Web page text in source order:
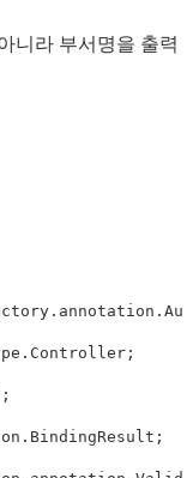
니라 부서명을 출력
;
;
;